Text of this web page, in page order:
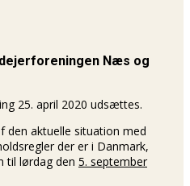
Næs og
25. april 2020 udsættes.
den aktuelle situation med
der er i Danmark,
til lørdag den 5. september